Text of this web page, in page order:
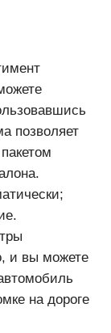
позволяет
и вы можете
на дороге